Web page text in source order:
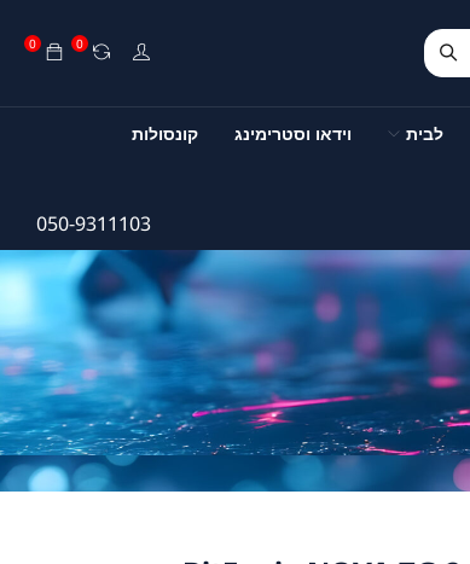
0 0
לבית וידאו וסטרימינג
קונסולות
050-9311103